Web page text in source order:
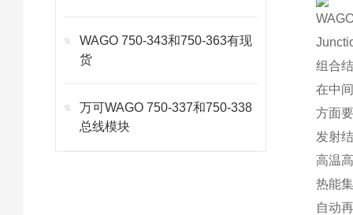
WAGO 750-343和750-363有现
货
万可WAGO 750-337和750-338
总线模块
组合
在中
方面
发射
高温
热能
自动